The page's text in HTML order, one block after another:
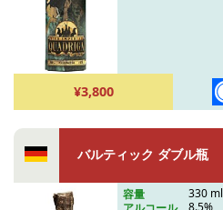
¥3,800
バルティック ダブル瓶
容量
330 ml